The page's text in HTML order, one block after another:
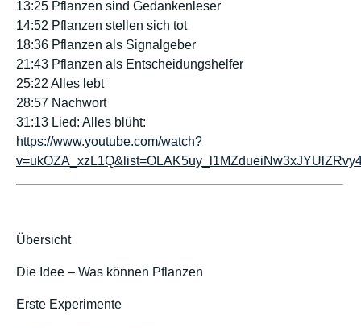
13:25 Pflanzen sind Gedankenleser
14:52 Pflanzen stellen sich tot
18:36 Pflanzen als Signalgeber
21:43 Pflanzen als Entscheidungshelfer
25:22 Alles lebt
28:57 Nachwort
31:13 Lied: Alles blüht:
https://www.youtube.com/watch?
Übersicht
Die Idee – Was können Pflanzen
Erste Experimente